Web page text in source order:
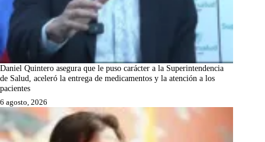
Daniel Quintero asegura que le puso carácter a la Superintendencia
de Salud, aceleró la entrega de medicamentos y la atención a los
pacientes
6 agosto, 2026